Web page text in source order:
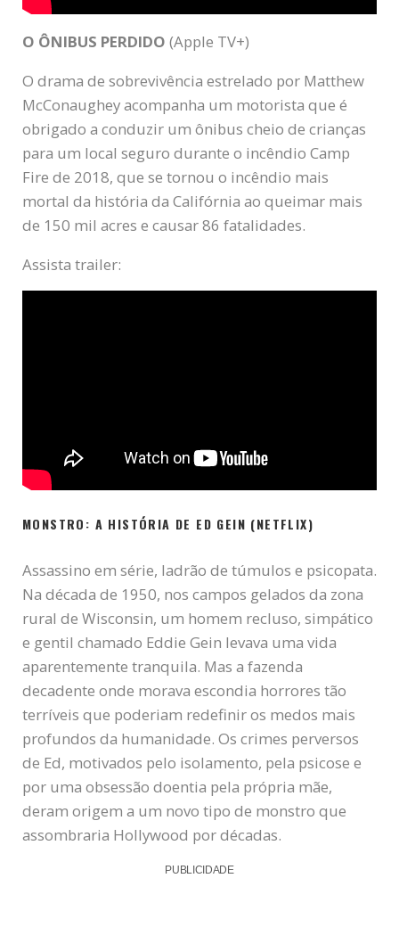
O ÔNIBUS PERDIDO (Apple TV+)
O drama de sobrevivência estrelado por Matthew
McConaughey acompanha um motorista que é
obrigado a conduzir um ônibus cheio de crianças
para um local seguro durante o incêndio Camp
Fire de 2018, que se tornou o incêndio mais
mortal da história da Califórnia ao queimar mais
de 150 mil acres e causar 86 fatalidades.
Assista trailer:
MONSTRO: A HISTÓRIA DE ED GEIN (NETFLIX)
Assassino em série, ladrão de túmulos e psicopata.
Na década de 1950, nos campos gelados da zona
rural de Wisconsin, um homem recluso, simpático
e gentil chamado Eddie Gein levava uma vida
aparentemente tranquila. Mas a fazenda
decadente onde morava escondia horrores tão
terríveis que poderiam redefinir os medos mais
profundos da humanidade. Os crimes perversos
de Ed, motivados pelo isolamento, pela psicose e
por uma obsessão doentia pela própria mãe,
deram origem a um novo tipo de monstro que
assombraria Hollywood por décadas.
PUBLICIDADE